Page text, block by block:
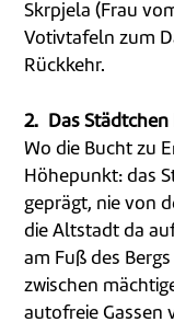
Skrpjela (Frau
Votivtafeln zum
Rückkehr.
2. Das Städtchen
Wo die Bucht zu
Höhepunkt: das
geprägt, nie von
die Altstadt da
am Fuß des
zwischen
autofreie Gassen